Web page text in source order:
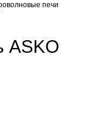
печи
ASKO